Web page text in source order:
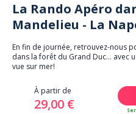
La Rando Apéro
Mandelieu - La
En fin de journée, retrouvez-nous
dans la forêt du Grand Duc... avec
vue sur mer!
À partir de
29,00 €